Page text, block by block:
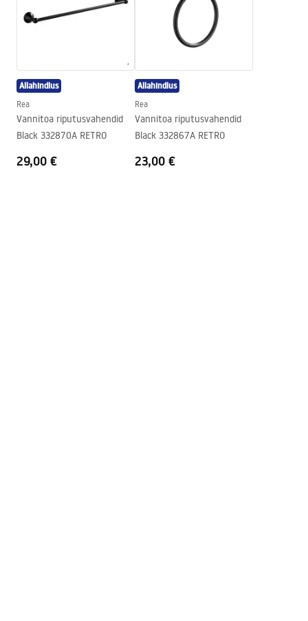
Kruvitav
215mm
mm
Sügavus
75mm
Seeria
Retro
Garantii
24 kuud
Allahindlus
Rea
Vannitoa riputusvahendid
Black 332870A RETRO
29,00 €
Allahindlus
Rea
Vannitoa riputusvahendid
Black 332867A RETRO
23,00 €